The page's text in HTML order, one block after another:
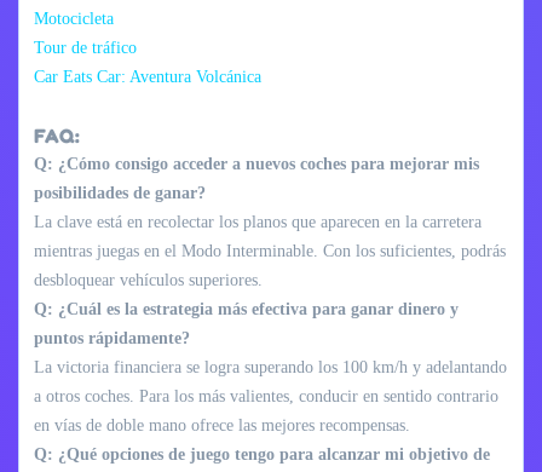
Motocicleta
Tour de tráfico
Car Eats Car: Aventura Volcánica
FAQ:
Q: ¿Cómo consigo acceder a nuevos coches para mejorar mis
posibilidades de ganar?
La clave está en recolectar los planos que aparecen en la carretera
mientras juegas en el Modo Interminable. Con los suficientes, podrás
desbloquear vehículos superiores.
Q: ¿Cuál es la estrategia más efectiva para ganar dinero y
puntos rápidamente?
La victoria financiera se logra superando los 100 km/h y adelantando
a otros coches. Para los más valientes, conducir en sentido contrario
en vías de doble mano ofrece las mejores recompensas.
Q: ¿Qué opciones de juego tengo para alcanzar mi objetivo de